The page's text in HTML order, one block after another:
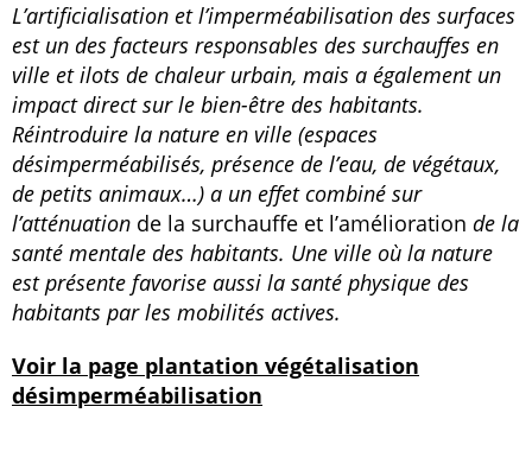
L’artificialisation et l’imperméabilisation des surfaces
est un des facteurs responsables des surchauffes en
ville et ilots de chaleur urbain, mais a également un
impact direct sur le bien-être des habitants.
Réintroduire la nature en ville (espaces
désimperméabilisés, présence de l’eau, de végétaux,
de petits animaux…) a un effet combiné sur
l’atténuation de la surchauffe et l’amélioration de la
santé mentale des habitants. Une ville où la nature
est présente favorise aussi la santé physique des
habitants par les mobilités actives.
Voir la page plantation végétalisation
désimperméabilisation